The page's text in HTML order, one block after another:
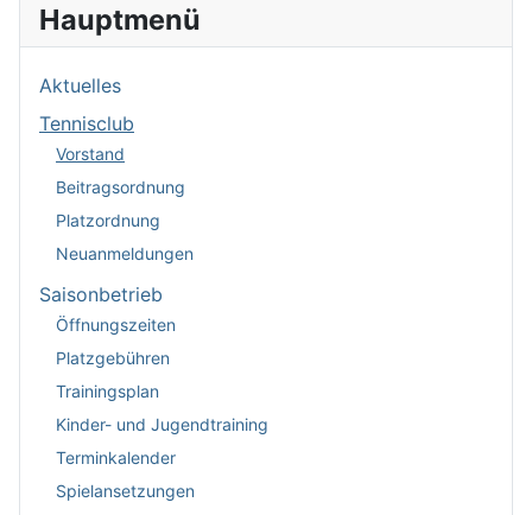
Hauptmenü
Aktuelles
Tennisclub
Vorstand
Beitragsordnung
Platzordnung
Neuanmeldungen
Saisonbetrieb
Öffnungszeiten
Platzgebühren
Trainingsplan
Kinder- und Jugendtraining
Terminkalender
Spielansetzungen